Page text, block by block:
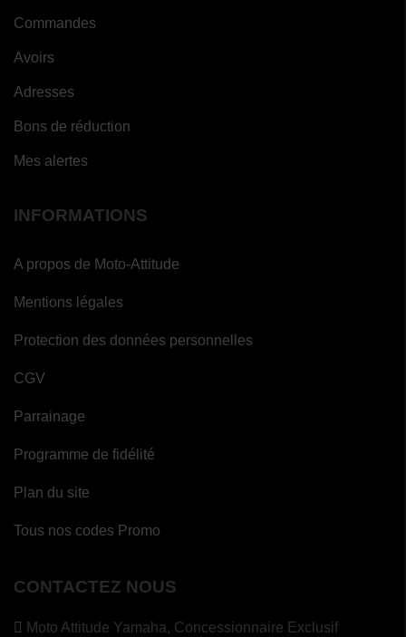
Commandes
Avoirs
Adresses
Bons de réduction
Mes alertes
INFORMATIONS
A propos de Moto-Attitude
Mentions légales
Protection des données personnelles
CGV
Parrainage
Programme de fidélité
Plan du site
Tous nos codes Promo
CONTACTEZ NOUS
Moto Attitude Yamaha, Concessionnaire Exclusif